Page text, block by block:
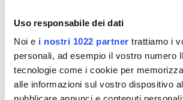
Uso responsabile dei dati
Noi e i nostri 1022 partner trattiamo i
personali, ad esempio il vostro numero
tecnologie come i cookie per
alle informazioni sul vostro dispositivo
espropriativo. Si rimanda al sito dell’
Toscanaper tutte le informazioni
procedimenti in essere.
Procedimenti ad istanza di parte
In merito ai procedimenti di istanza